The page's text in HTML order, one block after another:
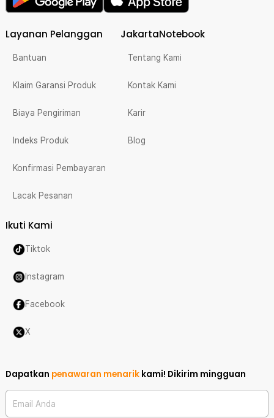
Layanan Pelanggan
Bantuan
Klaim Garansi Produk
Biaya Pengiriman
Indeks Produk
Konfirmasi Pembayaran
Lacak Pesanan
JakartaNotebook
Tentang Kami
Kontak Kami
Karir
Blog
Ikuti Kami
Tiktok
Instagram
Facebook
X
Dapatkan penawaran menarik kami! Dikirim mingguan
Email Anda